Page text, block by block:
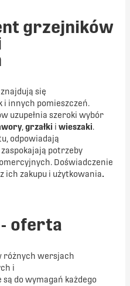
grzejników
znajdują się
i innych pomieszczeń.
uzupełnia szeroki wybór
,grzałki i wieszaki.
odpowiadają
potrzeby
Doświadczenie
ich zakupu i użytkowania.
oferta
różnych wersjach
i
do wymagań każdego